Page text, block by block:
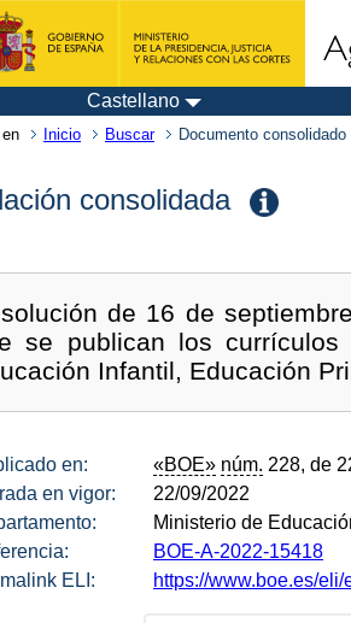
Castellano
en Inicio Buscar Documento
consolidada
de 16 de
se publican los
Infantil, Educación
en: «BOE» núm. 228, de
en vigor:
22/09/2022
Ministerio de
BOE-A-2022-15418
ELI:
https://www.boe.es/